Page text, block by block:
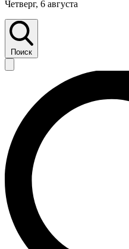
Четверг, 6 августа
Поиск